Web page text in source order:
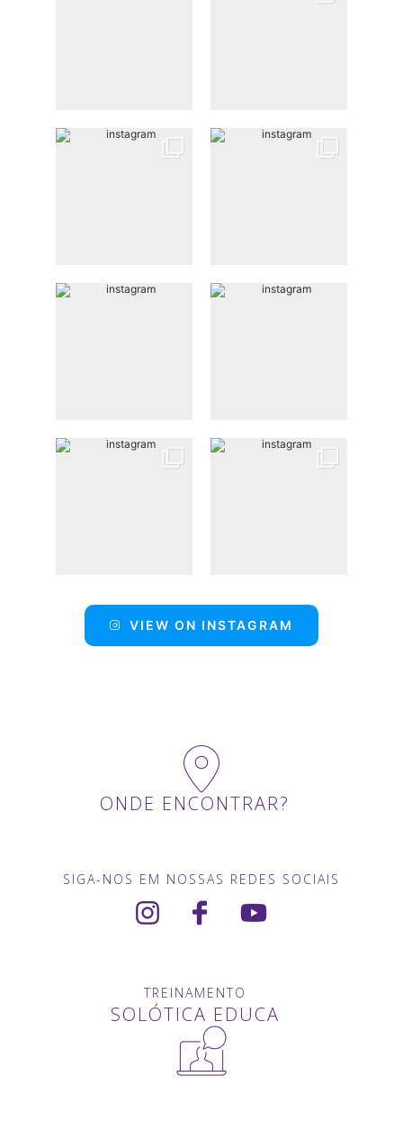
VIEW ON INSTAGRAM
ONDE ENCONTRAR?
SIGA-NOS EM NOSSAS REDES SOCIAIS
TREINAMENTO
SOLÓTICA EDUCA